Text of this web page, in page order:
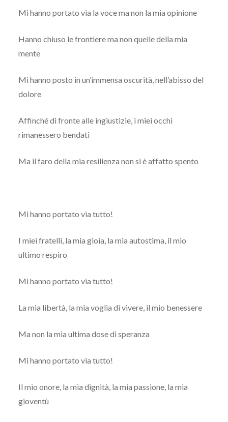
Mi hanno portato via la voce ma non la mia opinione
Hanno chiuso le frontiere ma non quelle della mia
mente
Mi hanno posto in un’immensa oscurità, nell’abisso del
dolore
Affinché di fronte alle ingiustizie, i miei occhi
rimanessero bendati
Ma il faro della mia resilienza non si è affatto spento
Mi hanno portato via tutto!
I miei fratelli, la mia gioia, la mia autostima, il mio
ultimo respiro
Mi hanno portato via tutto!
La mia libertà, la mia voglia di vivere, il mio benessere
Ma non la mia ultima dose di speranza
Mi hanno portato via tutto!
Il mio onore, la mia dignità, la mia passione, la mia
gioventù